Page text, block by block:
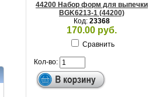
44200 Набор форм для выпечки
BGK6213-1 (44200)
Код: 23368
170.00 руб.
Сравнить
Кол-во: